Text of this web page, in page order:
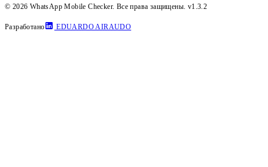
© 2026 WhatsApp Mobile Checker. Все права защищены. v1.3.2
Разработано EDUARDO AIRAUDO